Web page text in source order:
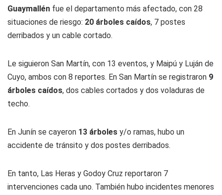
Guaymallén fue el departamento más afectado, con 28
situaciones de riesgo: 20 árboles caídos, 7 postes
derribados y un cable cortado.
Le siguieron San Martín, con 13 eventos, y Maipú y Luján de
Cuyo, ambos con 8 reportes. En San Martín se registraron 9
árboles caídos, dos cables cortados y dos voladuras de
techo.
En Junín se cayeron 13 árboles y/o ramas, hubo un
accidente de tránsito y dos postes derribados.
En tanto, Las Heras y Godoy Cruz reportaron 7
intervenciones cada uno. También hubo incidentes menores